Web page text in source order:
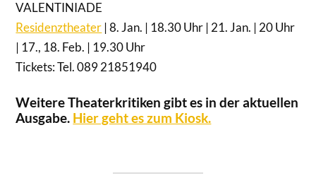
VALENTINIADE
Residenztheater | 8. Jan. | 18.30 Uhr | 21. Jan. | 20 Uhr
| 17., 18. Feb. | 19.30 Uhr
Tickets: Tel. 089 21851940
Weitere Theaterkritiken gibt es in der aktuellen
Ausgabe. Hier geht es zum Kiosk.